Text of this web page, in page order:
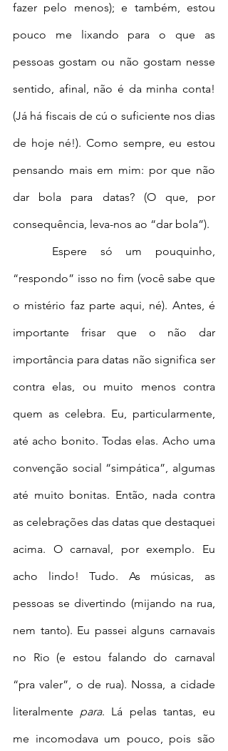
fazer pelo menos); e também, estou
pouco me lixando para o que as
pessoas gostam ou não gostam nesse
sentido, afinal, não é da minha conta!
(Já há fiscais de cú o suficiente nos dias
de hoje né!). Como sempre, eu estou
pensando mais em mim: por que não
dar bola para datas? (O que, por
consequência, leva-nos ao “dar bola”).
“respondo” isso no fim (você sabe que
o mistério faz parte aqui, né). Antes, é
importante frisar que o não dar
importância para datas não significa ser
contra elas, ou muito menos contra
quem as celebra. Eu, particularmente,
até acho bonito. Todas elas. Acho uma
convenção social “simpática”, algumas
até muito bonitas. Então, nada contra
as celebrações das datas que destaquei
acima. O carnaval, por exemplo. Eu
acho lindo! Tudo. As músicas, as
pessoas se divertindo (mijando na rua,
nem tanto). Eu passei alguns carnavais
no Rio (e estou falando do carnaval
“pra valer”, o de rua). Nossa, a cidade
literalmente para. Lá pelas tantas, eu